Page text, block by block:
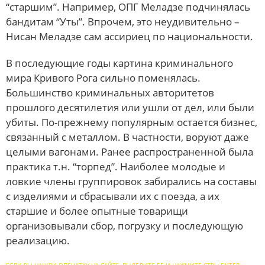
“старшим”. Например, ОПГ Меладзе подчинялась
бандитам “Уты”. Впрочем, это неудивительно –
Нисан Меладзе сам ассириец по национальности.
В последующие годы картина криминального
мира Кривого Рога сильно поменялась.
Большинство криминальных авторитетов
прошлого десятилетия или ушли от дел, или были
убиты. По-прежнему популярным остается бизнес,
связанный с металлом. В частности, воруют даже
целыми вагонами. Ранее распространенной была
практика т.н. “торпед”. Наиболее молодые и
ловкие члены группировок забирались на составы
с изделиями и сбрасывали их с поезда, а их
старшие и более опытные товарищи
организовывали сбор, погрузку и последующую
реализацию.